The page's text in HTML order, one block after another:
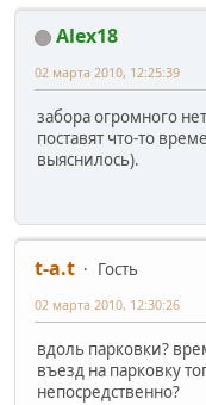
Alex18
02 марта 2010, 12:25:39
забора огромного
поставят что-то
выяснилось).
t-a.t
Гость
02 марта 2010, 12:30:26
вдоль парковки?
въезд на парковку
непосредственно?